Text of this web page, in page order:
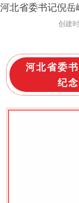
河北省委书记倪
创建
河北省委
纪